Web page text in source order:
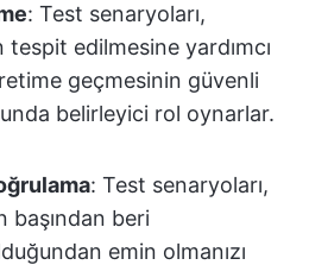
: Test senaryoları,
tespit edilmesine yardımcı
geçmesinin güvenli
belirleyici rol oynarlar.
: Test senaryoları,
başından beri
emin olmanızı